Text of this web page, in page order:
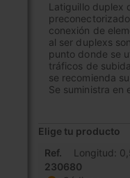
Latiguillo duplex
conexión de
al ser duplexs
punto donde se
tráficos de
se recomienda
Se suministra en
Elige tu producto
Elementos
de
Ref.
230680
Longitud: